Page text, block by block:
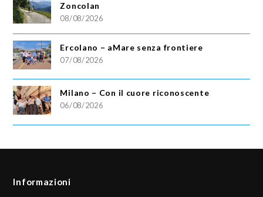
Zoncolan
08/08/2026
Ercolano – aMare senza frontiere
07/08/2026
Milano – Con il cuore riconoscente
06/08/2026
Informazioni